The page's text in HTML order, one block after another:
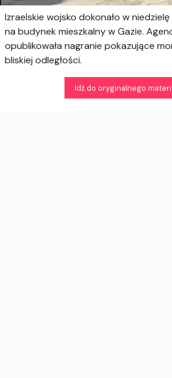
Izraelskie wojsko dokonało w
na budynek mieszkalny w Gazie.
opublikowała nagranie pokazujące
bliskiej odległości.
Idź do oryginalnego